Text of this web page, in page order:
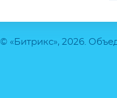
© «Битрикс», 2026.